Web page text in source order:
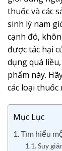
thuốc và các
sinh lý nam
cạnh đó,
được tác hại
dụng quá
phẩm này.
các loại thuốc
Mục Lục
1. Tìm hiểu
1.1. Suy